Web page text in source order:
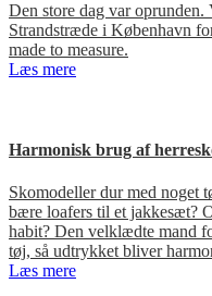
Den store dag var
Strandstræde i København
made to measure.
Læs mere
Harmonisk brug af
Skomodeller dur med noget
bære loafers til et jakkesæt?
habit? Den velklædte mand
tøj, så udtrykket bliver
Læs mere